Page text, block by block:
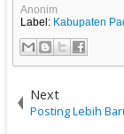
Anonim
Label: Kabupaten
Next
Posting Lebih